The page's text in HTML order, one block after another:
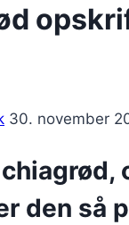
30. november
den så